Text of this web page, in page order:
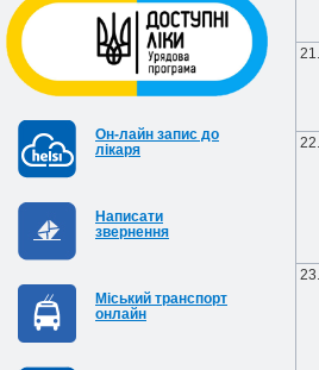
Он-лайн запис до
лікаря
Написати
звернення
Міський транспорт
онлайн
21.
22.
23.